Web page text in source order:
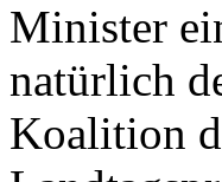
Minister
natürlich
Koalition